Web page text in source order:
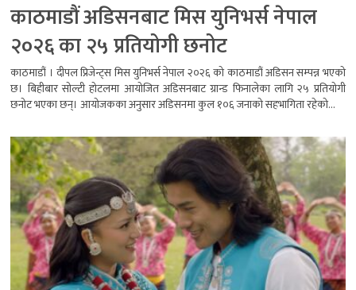
काठमाडौं अडिसनबाट मिस युनिभर्स नेपाल
२०२६ का २५ प्रतियोगी छनोट
काठमाडौं । दीपल प्रिजेन्ट्स मिस युनिभर्स नेपाल २०२६ को काठमाडौं अडिसन सम्पन्न भएको
छ। बिहीबार सोल्टी होटलमा आयोजित अडिसनबाट ग्रान्ड फिनालेका लागि २५ प्रतियोगी
छनोट भएका छन्। आयोजकका अनुसार अडिसनमा कुल १०६ जनाको सहभागिता रहेको...